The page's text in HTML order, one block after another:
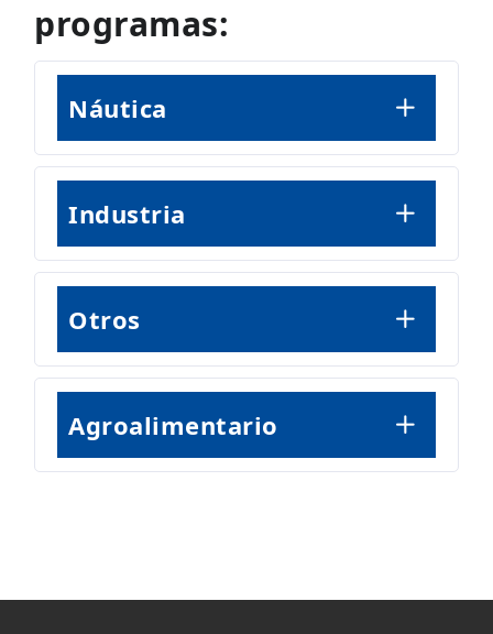
programas:
Náutica
Industria
Otros
Agroalimentario